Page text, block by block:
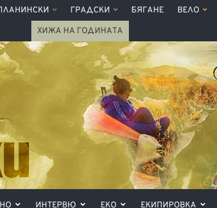
ГРАДСКИ БЯГАНЕ ВЕЛО
ХИЖА НА ГОДИНАТА
ИНТЕРВЮ ЕКО ЕКИПИРОВКА